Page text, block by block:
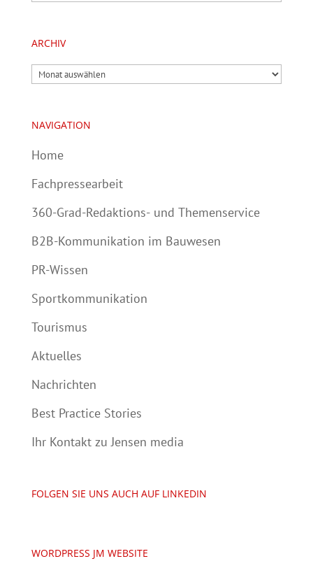
ARCHIV
Archiv
NAVIGATION
Home
Fachpressearbeit
360-Grad-Redaktions- und Themenservice
B2B-Kommunikation im Bauwesen
PR-Wissen
Sportkommunikation
Tourismus
Aktuelles
Nachrichten
Best Practice Stories
Ihr Kontakt zu Jensen media
FOLGEN SIE UNS AUCH AUF LINKEDIN
WORDPRESS JM WEBSITE